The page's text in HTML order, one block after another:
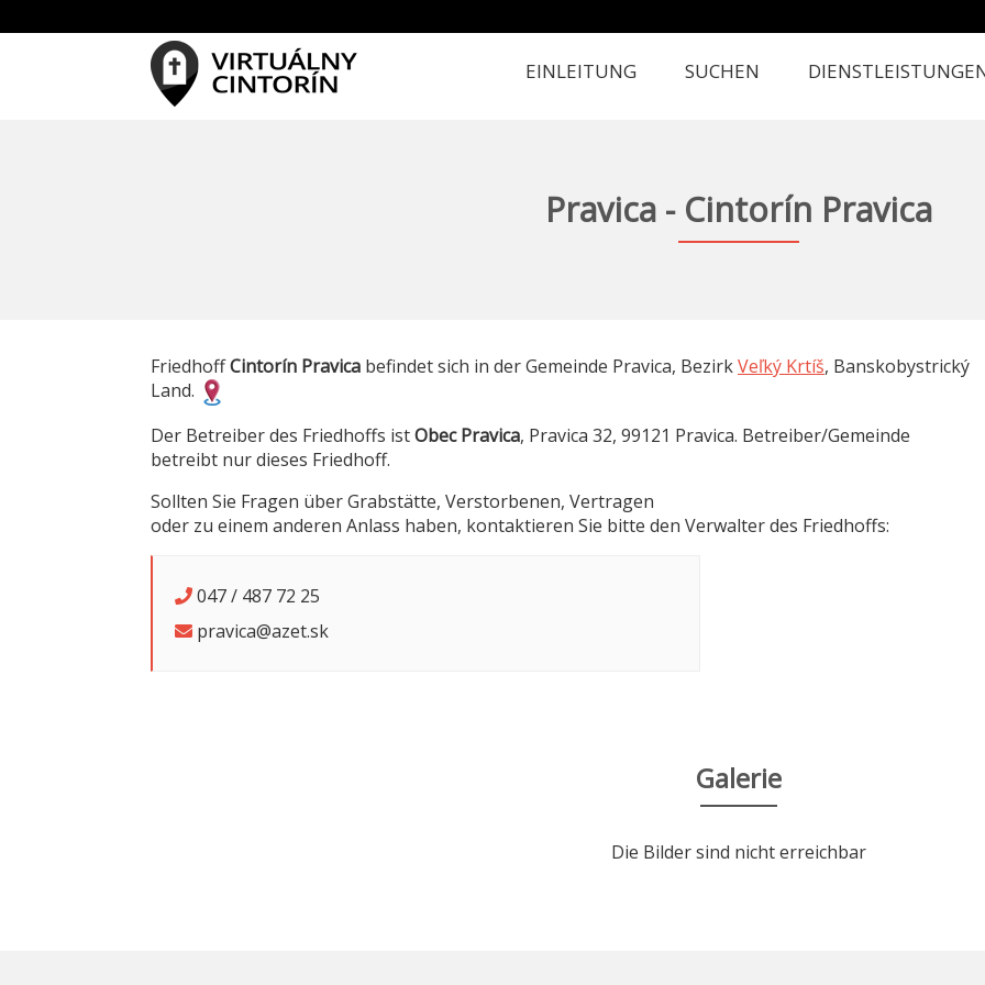
EINLEITUNG SUCHEN
Pravica - Cintorín Pravica
FriedhoffCintorín Pravica befindet sich in der Gemeinde Pravica, BezirkVeľký Krtíš, Banskobystrický
Land.
Der Betreiber des Friedhoffs istObec Pravica, Pravica 32, 99121 Pravica. Betreiber/Gemeinde
betreibt nur dieses Friedhoff.
Sollten Sie Fragen über Grabstätte, Verstorbenen, Vertragen
oder zu einem anderen Anlass haben, kontaktieren Sie bitte den Verwalter des Friedhoffs:
047 / 487 72 25
pravica@azet.sk
Galerie
Die Bilder sind nicht erreichbar